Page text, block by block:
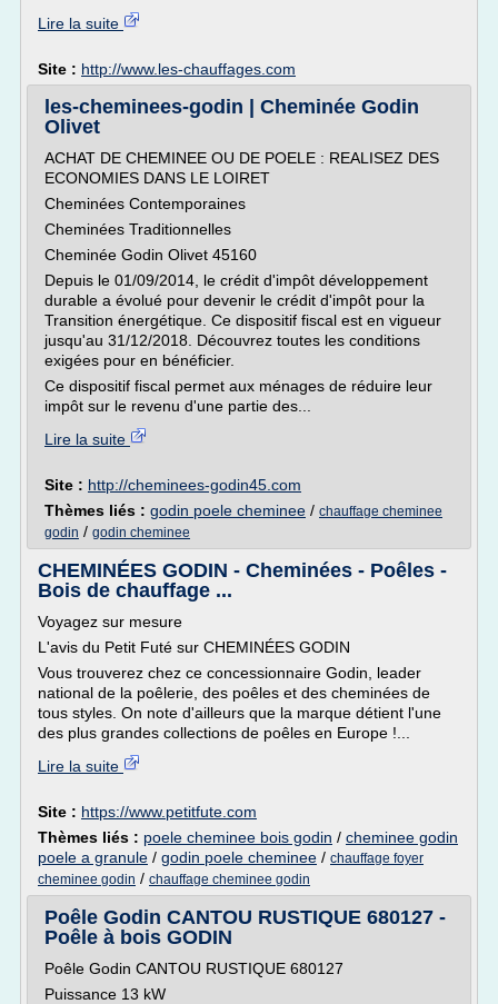
Lire la suite
Site : http://www.les-chauffages.com
les-cheminees-godin | Cheminée Godin
Olivet
ACHAT DE CHEMINEE OU DE POELE : REALISEZ DES
ECONOMIES DANS LE LOIRET
Cheminées Contemporaines
Cheminées Traditionnelles
Cheminée Godin Olivet 45160
Depuis le 01/09/2014, le crédit d'impôt développement
durable a évolué pour devenir le crédit d'impôt pour la
Transition énergétique. Ce dispositif fiscal est en vigueur
jusqu'au 31/12/2018. Découvrez toutes les conditions
exigées pour en bénéficier.
Ce dispositif fiscal permet aux ménages de réduire leur
impôt sur le revenu d'une partie des...
Lire la suite
Site : http://cheminees-godin45.com
Thèmes liés : godin poele cheminee / chauffage cheminee
godin / godin cheminee
CHEMINÉES GODIN - Cheminées - Poêles -
Bois de chauffage ...
Voyagez sur mesure
L'avis du Petit Futé sur CHEMINÉES GODIN
Vous trouverez chez ce concessionnaire Godin, leader
national de la poêlerie, des poêles et des cheminées de
tous styles. On note d'ailleurs que la marque détient l'une
des plus grandes collections de poêles en Europe !...
Lire la suite
Site : https://www.petitfute.com
Thèmes liés : poele cheminee bois godin / cheminee godin
poele a granule / godin poele cheminee / chauffage foyer
cheminee godin / chauffage cheminee godin
Poêle Godin CANTOU RUSTIQUE 680127 -
Poêle à bois GODIN
Poêle Godin CANTOU RUSTIQUE 680127
Puissance 13 kW